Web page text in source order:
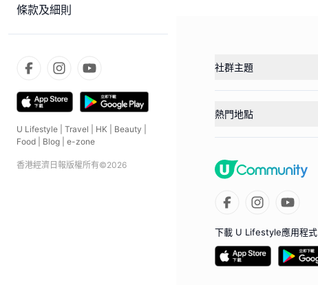
條款及細則
U Lifestyle Travel HK Beauty
Food
Blog e-zone
香港經濟日報版權所有©2026
社群主題
熱門地點
下載 U Lifestyle應用程式